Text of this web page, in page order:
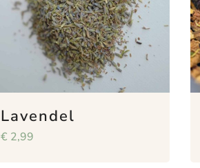
Lavendel
€ 2,99